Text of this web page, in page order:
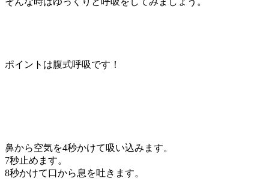
ポイントは腹式呼吸です！
鼻から空気を4秒かけて吸い込みます。
7秒止めます。
8秒かけて口から息を吐きます。